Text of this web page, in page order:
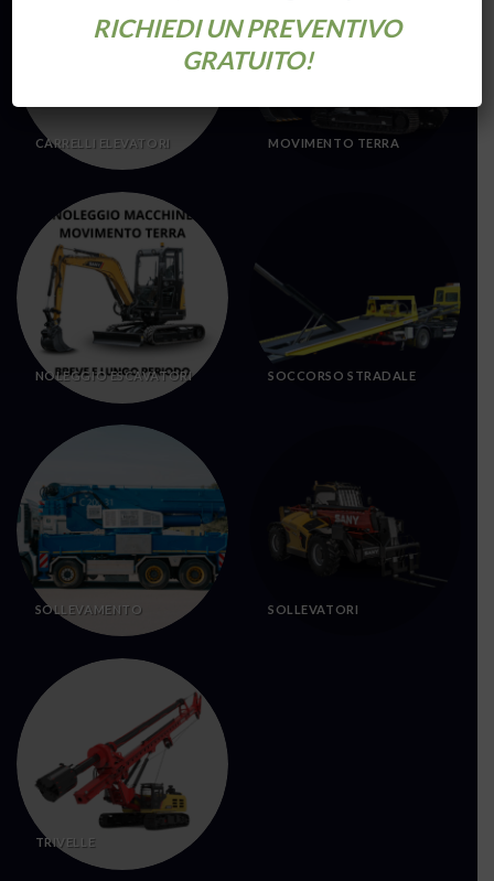
CARRELLI ELEVATORI MOVIMENTO TERRA
NOLEGGIO ESCAVATORI SOCCORSO STRADALE
SOLLEVAMENTO SOLLEVATORI
TRIVELLE
RICHIEDI UN PREVENTIVO
GRATUITO!